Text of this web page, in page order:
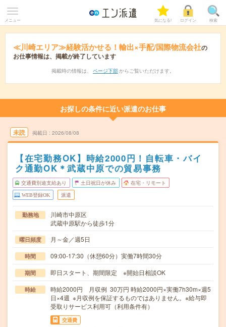
メニュー 気になる! ログイン 検索
≪川崎エリア≫経験活かせる！輸出×手配/国際物流会社の
お仕事情報は、掲載が終了しています
掲載時の情報は、 ページ下部 からご覧いただけます。
お探しの条件に近い派遣のお仕事
未読 掲載日 2026/08/08
【在宅勤務OK】時給2000円！自転車・バイ
ク通勤OK＊武蔵中原での貿易事務
交通費別途支給あり 土日祝日が休み 在宅・リモート
WEB登録OK 派遣
勤務地
川崎市中原区
武蔵中原駅から徒歩1分
曜日頻度 月～金／週5日
時間 09:00-17:30（休憩60分）実働7時間30分
期間 即日スタート、期間限定 ※開始日相談OK
時給
時給2000円 月収例 30万円 時給2000円×実働7h30m×週5
日×4週 ※月収例を保証するものではありません。※給与即
受取りサービス利用可（利用条件有）
交通費